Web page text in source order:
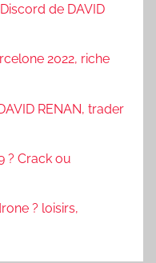
de DAVID
2022, riche
RENAN, trader
? Crack ou
? loisirs,